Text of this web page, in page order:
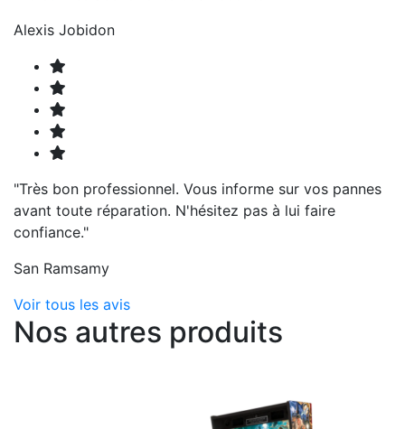
Alexis Jobidon
"Très bon professionnel. Vous informe sur vos pannes
avant toute réparation. N'hésitez pas à lui faire
confiance."
San Ramsamy
Voir tous les avis
Nos autres produits